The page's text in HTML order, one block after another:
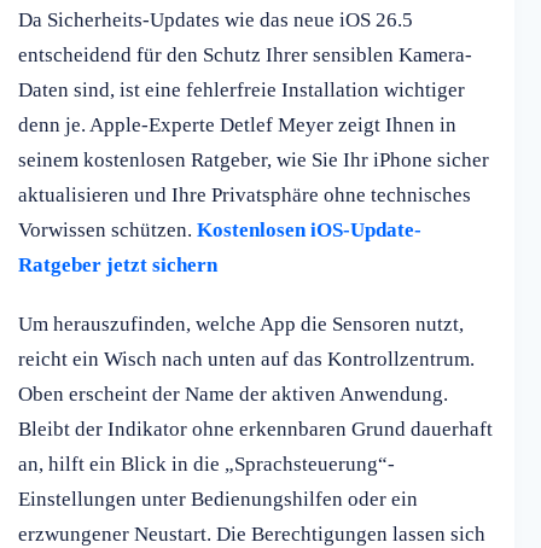
Da Sicherheits-Updates wie das neue iOS 26.5
entscheidend für den Schutz Ihrer sensiblen Kamera-
Daten sind, ist eine fehlerfreie Installation wichtiger
denn je. Apple-Experte Detlef Meyer zeigt Ihnen in
seinem kostenlosen Ratgeber, wie Sie Ihr iPhone sicher
aktualisieren und Ihre Privatsphäre ohne technisches
Vorwissen schützen. Kostenlosen iOS-Update-
Ratgeber jetzt sichern
Um herauszufinden, welche App die Sensoren nutzt,
reicht ein Wisch nach unten auf das Kontrollzentrum.
Oben erscheint der Name der aktiven Anwendung.
Bleibt der Indikator ohne erkennbaren Grund dauerhaft
an, hilft ein Blick in die „Sprachsteuerung“-
Einstellungen unter Bedienungshilfen oder ein
erzwungener Neustart. Die Berechtigungen lassen sich